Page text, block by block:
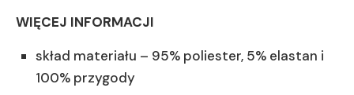
WIĘCEJ INFORMACJI
skład materiału – 95% poliester, 5% elastan i
100% przygody